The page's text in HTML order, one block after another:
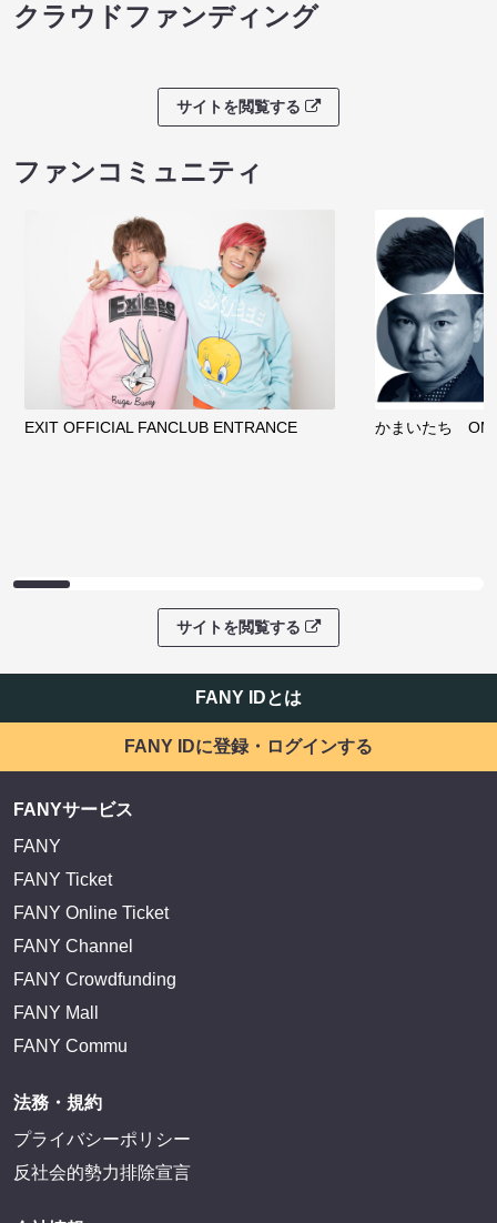
クラウドファンディング
サイトを閲覧する
ファンコミュニティ
EXIT OFFICIAL FANCLUB ENTRANCE かまいたち
サイトを閲覧する
FANY IDとは
FANY IDに登録・ログインする
FANYサービス
FANY
FANY Ticket
FANY Online Ticket
FANY Channel
FANY Crowdfunding
FANY Mall
FANY Commu
法務・規約
プライバシーポリシー
反社会的勢力排除宣言